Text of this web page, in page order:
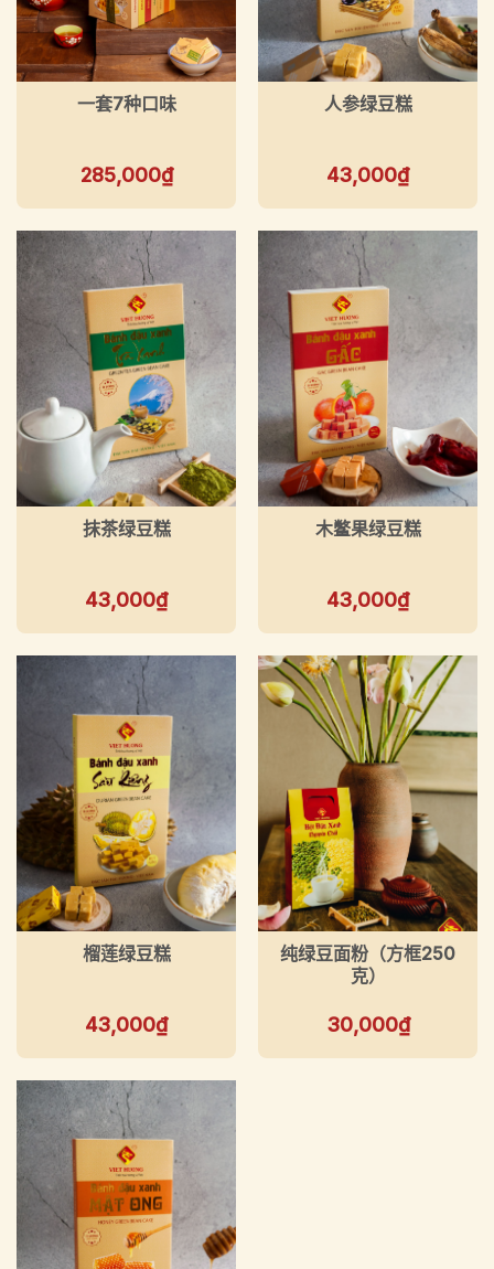
一套7种口味
285,000₫
人参绿豆糕
43,000₫
抹茶绿豆糕
43,000₫
木鳖果绿豆糕
43,000₫
榴莲绿豆糕
43,000₫
纯绿豆面粉（方框250
克）
30,000₫